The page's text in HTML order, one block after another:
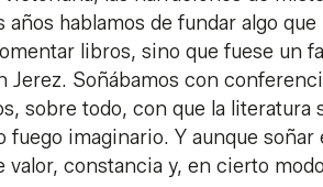
años hablamos de fundar algo
libros, sino que fuese un
Jerez. Soñábamos con
sobre todo, con que la
imaginario. Y aunque soñar
valor, constancia y, en cierto